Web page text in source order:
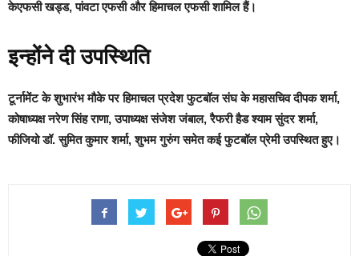
केएफसी खड्ड, पांवटा एफसी और हिमाचल एफसी शामिल हैं।
इन्होंने दी उपस्थिति
टूर्नामेंट के शुभारंभ मौके पर हिमाचल प्रदेश फुटबॉल संघ के महासचिव दीपक शर्मा,
कोषाध्यक्ष नरेण सिंह राणा, उपाध्यक्ष संजेश जंबाल, रैफरी हैड श्याम सुंदर शर्मा,
फीजियो डॉ. सुमित कुमार शर्मा, शुभम गुरुंग समेत कई फुटबॉल प्रेमी उपस्थित हुए।